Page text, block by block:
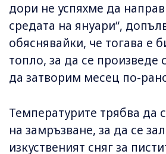
дори не успяхме да
средата на януари“,
обяснявайки, че тогава е
топло, за да се произведе
да затворим месец по-
Температурите трябва да
на замръзване, за да се
изкуственият сняг за